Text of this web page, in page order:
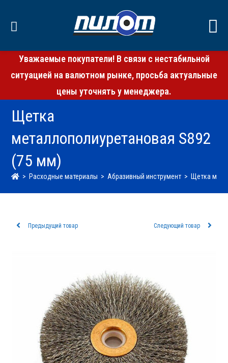
Уважаемые покупатели! В связи с нестабильной
ситуацией на валютном рынке, просьба актуальные
цены уточнять у менеджера.
Щетка
металлополиуретановая S892
(75 мм)
> Расходные материалы > Абразивный инструмент > Щетка
Предыдущий товар Следующий товар